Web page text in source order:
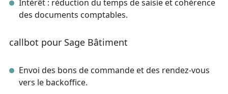
Intérêt : réduction du temps de saisie et cohérence
des documents comptables.
callbot pour Sage Bâtiment
Envoi des bons de commande et des rendez‑vous
vers le backoffice.